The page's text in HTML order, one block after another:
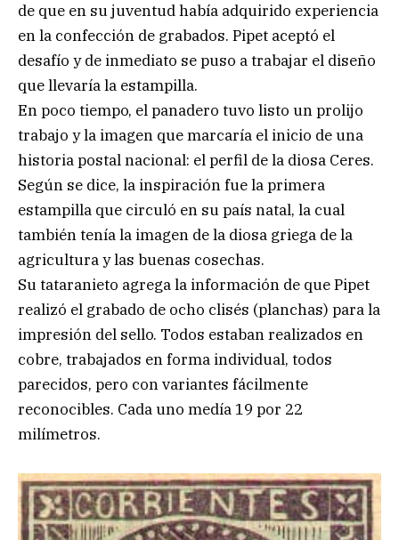
de que en su juventud había adquirido experiencia
en la confección de grabados. Pipet aceptó el
desafío y de inmediato se puso a trabajar el diseño
que llevaría la estampilla.
En poco tiempo, el panadero tuvo listo un prolijo
trabajo y la imagen que marcaría el inicio de una
historia postal nacional: el perfil de la diosa Ceres.
Según se dice, la inspiración fue la primera
estampilla que circuló en su país natal, la cual
también tenía la imagen de la diosa griega de la
agricultura y las buenas cosechas.
Su tataranieto agrega la información de que Pipet
realizó el grabado de ocho clisés (planchas) para la
impresión del sello. Todos estaban realizados en
cobre, trabajados en forma individual, todos
parecidos, pero con variantes fácilmente
reconocibles. Cada uno medía 19 por 22
milímetros.